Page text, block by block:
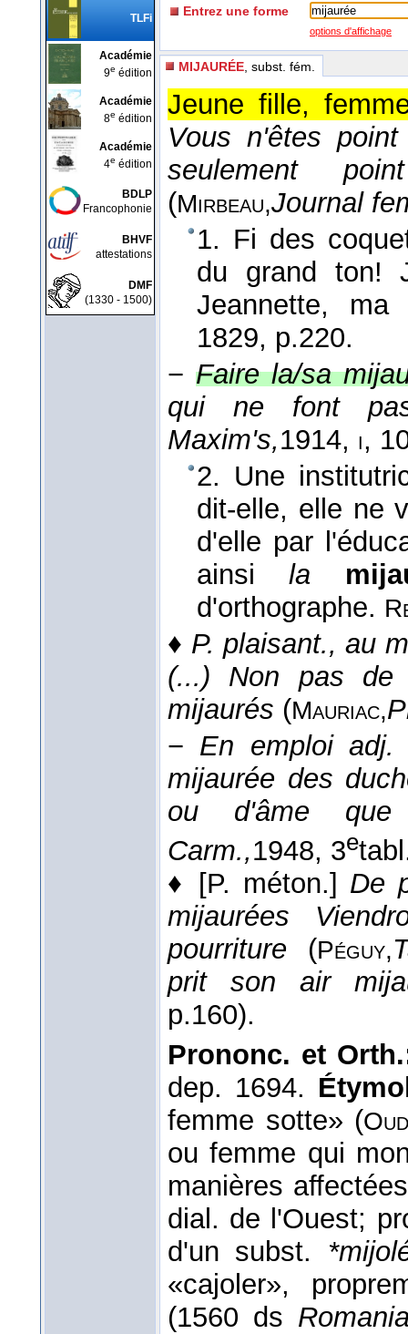
TLFi
Académie
9e édition
Académie
8e édition
Académie
4e édition
BDLP
Francophonie
BHVF
attestations
DMF
(1330 - 1500)
Entrez une forme
options d'affichage
MIJAURÉE , subst. fém.
Jeune fille,
Vous n'êtes
seulement
(Mirbeau,Journal
1. Fi des
du grand
Jeannette,
1829, p.220.
− Faire la/sa
qui ne font
Maxim's,1914, i,
2. Une
dit-elle, elle ne
d'elle par
ainsila
d'orthographe.
♦ P. plaisant., au
(...) Non pas de
mijaurés (Mauriac,
− En emploi adj.
mijaurée des
ou d'âme
Carm.,1948, 3e
♦ [P. méton.] De
mijaurées
pourriture (Péguy,
prit son air
p.160).
Prononc. et
dep. 1694.
femme sotte» (
ou femme qui
manières
dial. de l'Ouest;
d'un subst.
«cajoler»,
(1560 ds